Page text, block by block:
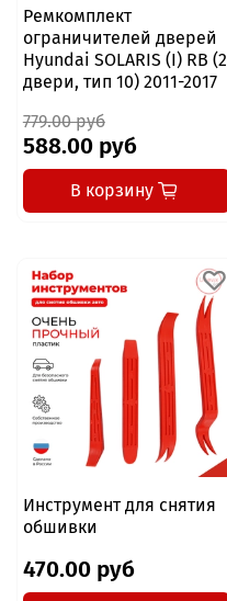
Ремкомплект
ограничителей дверей
Hyundai SOLARIS (I) RB (2
двери, тип 10) 2011-2017
779.00 руб
588.00 руб
В корзину
Инструмент для снятия
обшивки
470.00 руб